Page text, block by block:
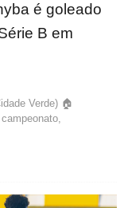
é goleado
B em
Verde) 🏠